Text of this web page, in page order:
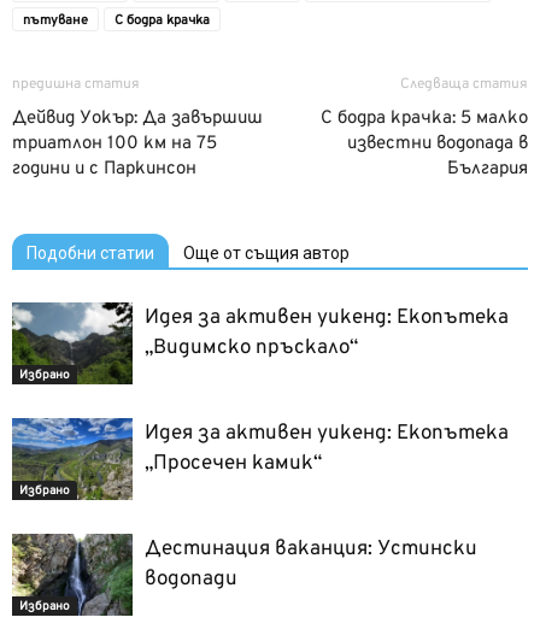
пътуване С бодра крачка
предишна статия
Дейвид Уокър: Да завършиш
триатлон 100 км на 75
години и с Паркинсон
Следваща статия
С бодра крачка: 5 малко
известни водопада в
България
Подобни статии Още от същия автор
Избрано
Идея за активен уикенд: Екопътека
„Видимско пръскало“
Избрано
Идея за активен уикенд: Екопътека
„Просечен камик“
Избрано
Дестинация ваканция: Устински
водопади